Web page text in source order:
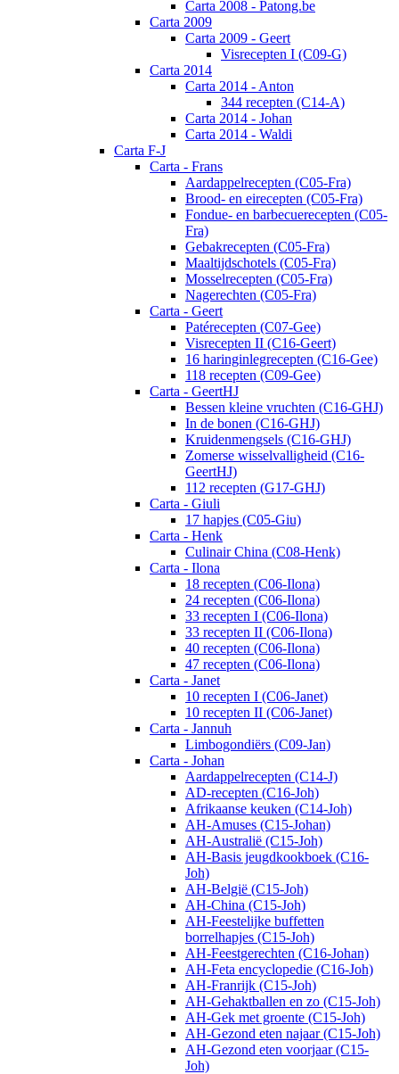
Carta 2008 - Patong.be
Carta 2009
Carta 2009 - Geert
Visrecepten I (C09-G)
Carta 2014
Carta 2014 - Anton
344 recepten (C14-A)
Carta 2014 - Johan
Carta 2014 - Waldi
Carta F-J
Carta - Frans
Aardappelrecepten (C05-Fra)
Brood- en eirecepten (C05-Fra)
Fondue- en barbecuerecepten (C05-
Fra)
Gebakrecepten (C05-Fra)
Maaltijdschotels (C05-Fra)
Mosselrecepten (C05-Fra)
Nagerechten (C05-Fra)
Carta - Geert
Patérecepten (C07-Gee)
Visrecepten II (C16-Geert)
16 haringinlegrecepten (C16-Gee)
118 recepten (C09-Gee)
Carta - GeertHJ
Bessen kleine vruchten (C16-GHJ)
In de bonen (C16-GHJ)
Kruidenmengsels (C16-GHJ)
Zomerse wisselvalligheid (C16-
GeertHJ)
112 recepten (G17-GHJ)
Carta - Giuli
17 hapjes (C05-Giu)
Carta - Henk
Culinair China (C08-Henk)
Carta - Ilona
18 recepten (C06-Ilona)
24 recepten (C06-Ilona)
33 recepten I (C06-Ilona)
33 recepten II (C06-Ilona)
40 recepten (C06-Ilona)
47 recepten (C06-Ilona)
Carta - Janet
10 recepten I (C06-Janet)
10 recepten II (C06-Janet)
Carta - Jannuh
Limbogondiërs (C09-Jan)
Carta - Johan
Aardappelrecepten (C14-J)
AD-recepten (C16-Joh)
Afrikaanse keuken (C14-Joh)
AH-Amuses (C15-Johan)
AH-Australië (C15-Joh)
AH-Basis jeugdkookboek (C16-
Joh)
AH-België (C15-Joh)
AH-China (C15-Joh)
AH-Feestelijke buffetten
borrelhapjes (C15-Joh)
AH-Feestgerechten (C16-Johan)
AH-Feta encyclopedie (C16-Joh)
AH-Franrijk (C15-Joh)
AH-Gehaktballen en zo (C15-Joh)
AH-Gek met groente (C15-Joh)
AH-Gezond eten najaar (C15-Joh)
AH-Gezond eten voorjaar (C15-
Joh)